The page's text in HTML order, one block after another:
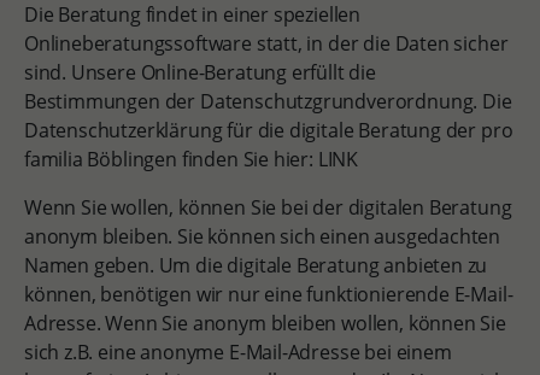
Die Beratung findet in einer speziellen
Onlineberatungssoftware statt, in der die Daten sicher
sind. Unsere Online-Beratung erfüllt die
Bestimmungen der Datenschutzgrundverordnung. Die
Datenschutzerklärung für die digitale Beratung der pro
familia Böblingen finden Sie hier: LINK
Wenn Sie wollen, können Sie bei der digitalen Beratung
anonym bleiben. Sie können sich einen ausgedachten
Namen geben. Um die digitale Beratung anbieten zu
können, benötigen wir nur eine funktionierende E-Mail-
Adresse. Wenn Sie anonym bleiben wollen, können Sie
sich z.B. eine anonyme E-Mail-Adresse bei einem